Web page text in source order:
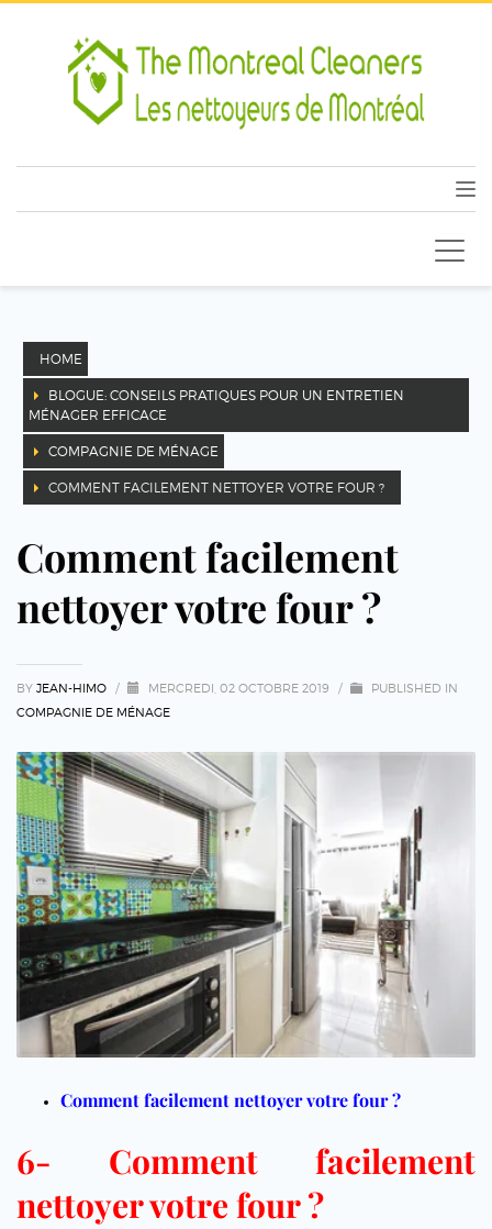
HOME
BLOGUE: CONSEILS PRATIQUES POUR UN ENTRETIEN
MÉNAGER EFFICACE
COMPAGNIE DE MÉNAGE
COMMENT FACILEMENT NETTOYER VOTRE FOUR ?
Comment facilement
nettoyer votre four ?
BY JEAN-HIMO / MERCREDI, 02 OCTOBRE 2019 /
PUBLISHED IN
COMPAGNIE DE MÉNAGE
Comment facilement nettoyer votre four ?
6- Comment facilement
nettoyer votre four ?